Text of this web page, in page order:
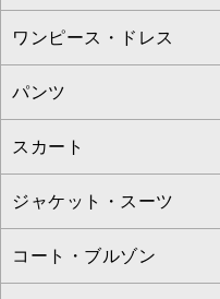
すべてのトップス
カットソー・Tシャツ
ブラウス・シャツ
ニット・セーター
カーディガン
ワンピース・ドレス
すべてのワンピース・
ワンピース
ドレス
チュニック
パンツ
すべてのパンツ
フルレングスパンツ
クロップド・半端丈パ
スカート
すべてのスカート
ロング・マキシ丈スカ
ジャケット・スーツ
すべてのジャケット・
コート・ブルゾン